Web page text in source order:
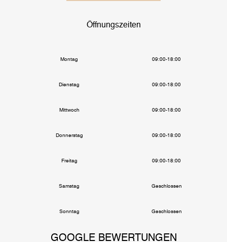
Öffnungszeiten
Montag 09:00-18:00
Dienstag 09:00-18:00
Mittwoch 09:00-18:00
Donnerstag 09:00-18:00
Freitag 09:00-18:00
Samstag Geschlossen
Sonntag Geschlossen
GOOGLE BEWERTUNGEN